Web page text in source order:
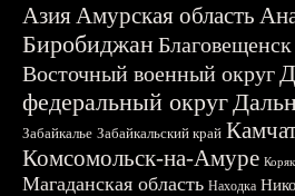
АзияАмурская область
БиробиджанБлаговещенск
Восточный военный округ
федеральный округ
Забайкалье Забайкальский край
Комсомольск-на-Амуре
Магаданская область Находка